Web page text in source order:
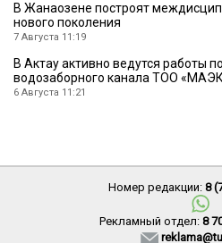
В Жанаозене построят
нового поколения
7 Августа 11:19
В Актау активно ведутся работы
водозаборного канала ТОО
6 Августа 11:21
Номер редакции: 8
Рекламный отдел: 8